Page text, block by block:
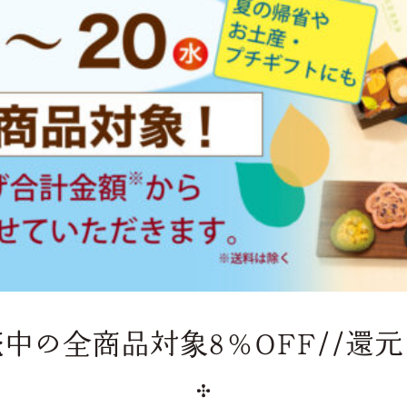
の全商品対象8％OFF//還元